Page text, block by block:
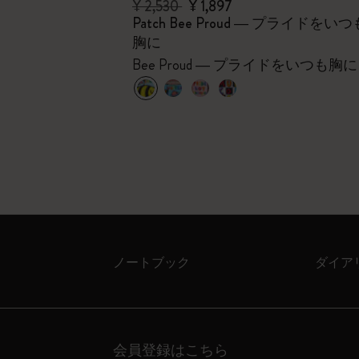
¥ 2,530 ¥ 1,897
Patch Bee Proud ― プライドをいつ
胸に
Bee Proud ― プライドをいつも胸に
ノートブック ダイア
会員登録はこちら